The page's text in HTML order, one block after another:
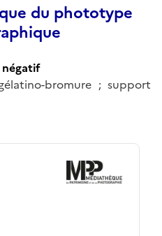
du phototype
bromure ; support